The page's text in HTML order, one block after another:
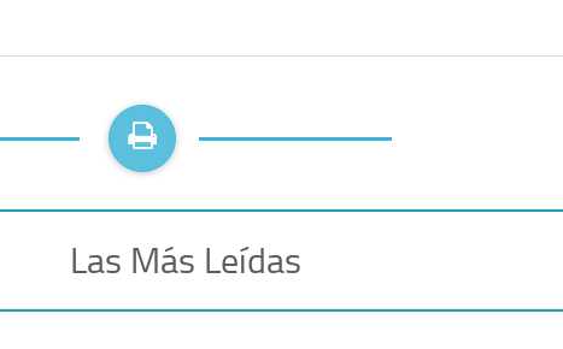
Las Más Leídas